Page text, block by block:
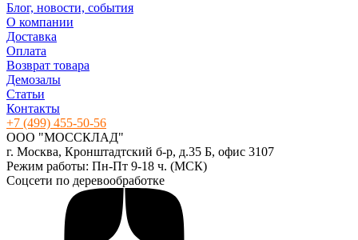
Блог, новости, события
О компании
Доставка
Оплата
Возврат товара
Демозалы
Статьи
Контакты
+7 (499) 455-50-56
ООО "МОССКЛАД"
г. Москва, Кронштадтский б-р, д.35 Б, офис 3107
Режим работы: Пн-Пт 9-18 ч. (МСК)
Соцсети по деревообработке